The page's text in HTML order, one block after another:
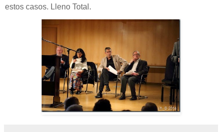
estos casos. Lleno Total.